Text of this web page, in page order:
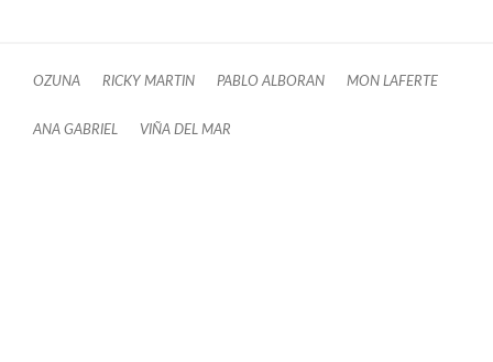
OZUNA RICKY MARTIN PABLO ALBORAN MON LAFERTE
ANA GABRIEL VIÑA DEL MAR